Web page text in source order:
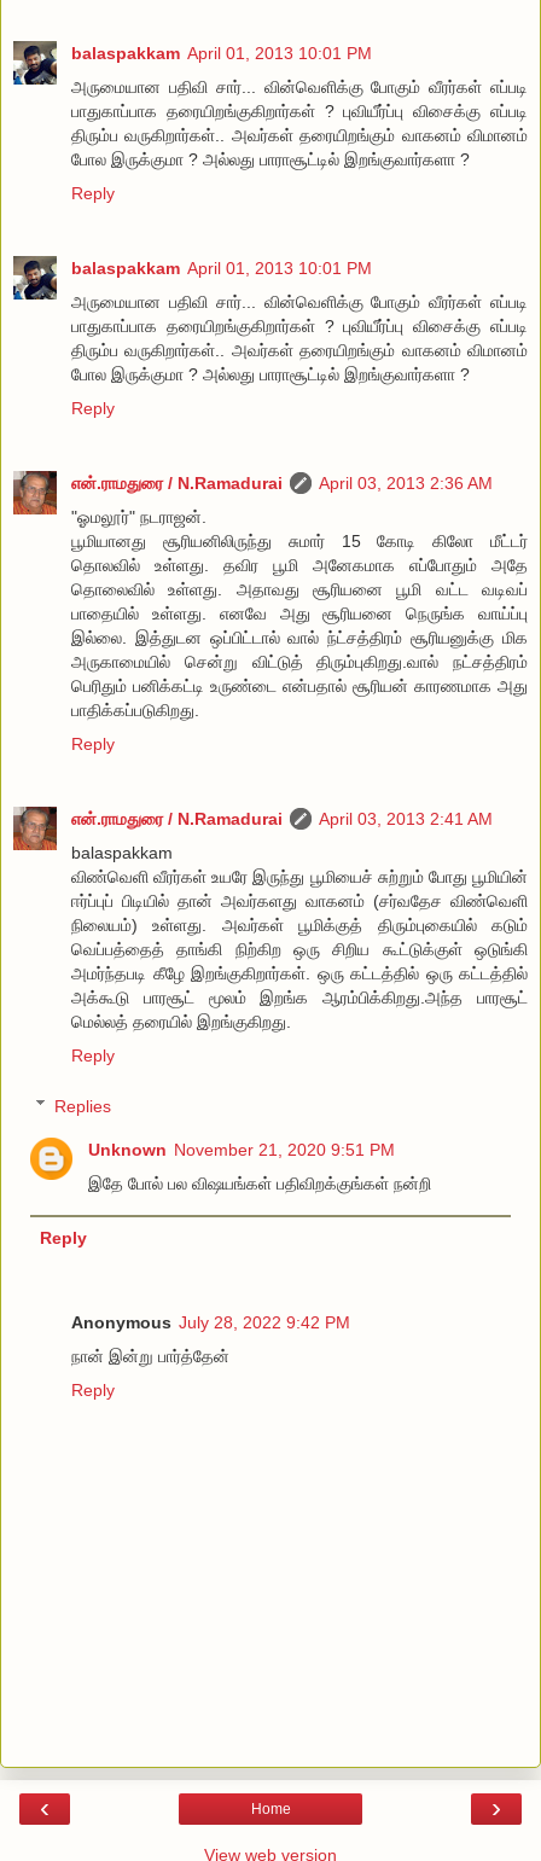
balaspakkam April 01, 2013 10:01 PM
அருமையான பதிவி சார்... வின்வெளிக்கு போகும் வீரர்கள் எப்படி
பாதுகாப்பாக தரையிறங்குகிறார்கள் ? புவியீர்ப்பு விசைக்கு எப்படி
திரும்ப வருகிறார்கள்.. அவர்கள் தரையிறங்கும் வாகனம் விமானம்
போல இருக்குமா ? அல்லது பாராசூட்டில் இறங்குவார்களா ?
Reply
balaspakkam April 01, 2013 10:01 PM
அருமையான பதிவி சார்... வின்வெளிக்கு போகும் வீரர்கள் எப்படி
பாதுகாப்பாக தரையிறங்குகிறார்கள் ? புவியீர்ப்பு விசைக்கு எப்படி
திரும்ப வருகிறார்கள்.. அவர்கள் தரையிறங்கும் வாகனம் விமானம்
போல இருக்குமா ? அல்லது பாராசூட்டில் இறங்குவார்களா ?
Reply
என்.ராமதுரை / N.Ramadurai
April 03, 2013 2:36 AM
"ஓமலூர்" நடராஜன்.
பூமியானது சூரியனிலிருந்து சுமார் 15 கோடி கிலோ மீட்டர்
தொலவில் உள்ளது. தவிர பூமி அனேகமாக எப்போதும் அதே
தொலைவில் உள்ளது. அதாவது சூரியனை பூமி வட்ட வடிவப்
பாதையில் உள்ளது. எனவே அது சூரியனை நெருங்க வாய்ப்பு
இல்லை. இத்துடன ஒப்பிட்டால் வால் ந்ட்சத்திரம் சூரியனுக்கு மிக
அருகாமையில் சென்று விட்டுத் திரும்புகிறது.வால் நட்சத்திரம்
பெரிதும் பனிக்கட்டி உருண்டை என்பதால் சூரியன் காரணமாக அது
பாதிக்கப்படுகிறது.
Reply
என்.ராமதுரை / N.Ramadurai
April 03, 2013 2:41 AM
balaspakkam
விண்வெளி வீரர்கள் உயரே இருந்து பூமியைச் சுற்றும் போது பூமியின்
ஈர்ப்புப் பிடியில் தான் அவர்களது வாகனம் (சர்வதேச விண்வெளி
நிலையம்) உள்ளது. அவர்கள் பூமிக்குத் திரும்புகையில் கடும்
வெப்பத்தைத் தாங்கி நிற்கிற ஒரு சிறிய கூட்டுக்குள் ஒடுங்கி
அமர்ந்தபடி கீழே இறங்குகிறார்கள். ஒரு கட்டத்தில் ஒரு கட்டத்தில்
அக்கூடு பாரசூட் மூலம் இறங்க ஆரம்பிக்கிறது.அந்த பாரசூட்
மெல்லத் தரையில் இறங்குகிறது.
Reply
Replies
Unknown November 21, 2020 9:51 PM
இதே போல் பல விஷயங்கள் பதிவிறக்குங்கள் நன்றி
Reply
Anonymous July 28, 2022 9:42 PM
நான் இன்று பார்த்தேன்
Reply
‹ ›
Home
View web version